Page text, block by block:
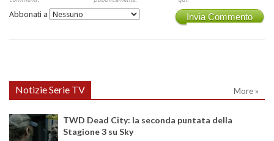
Invia Commento
Abbonati a
Notizie Serie TV More »
TWD Dead City: la seconda puntata della
Stagione 3 su Sky